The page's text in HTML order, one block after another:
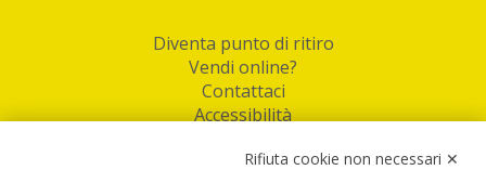
Diventa punto di ritiro
Vendi online?
Contattaci
Accessibilità
Rifiuta cookie non necessari ✕